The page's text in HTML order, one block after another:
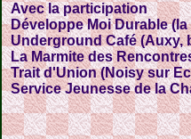
Avec la participation
Développe Moi Durable
Underground Café (Auxy,
La Marmite des
Trait d'Union (Noisy sur
Service Jeunesse de la